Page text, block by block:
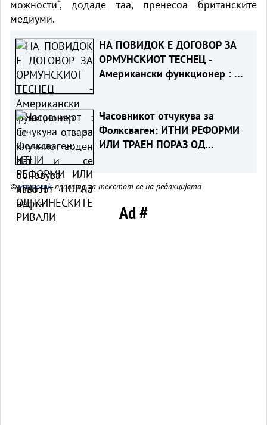
можности“, додаде таа, пренесоа британските
медиуми.
НА ПОВИДОК Е ДОГОВОР ЗА
ОРМУНСКИОТ ТЕСНЕЦ -
Американски функционер : Се
Часовникот отчукува за
Фолксваген: ИТНИ РЕФОРМИ
ИЛИ ТРАЕН ПОРАЗ ОД
©vreme.mk, правата за текстот се на редакцијата
Ad #